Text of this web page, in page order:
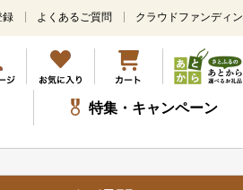
メ
ン
コ
ン
テ
ツ
録 よくあるご質問 クラウドファンディ
特集・キャンペーン